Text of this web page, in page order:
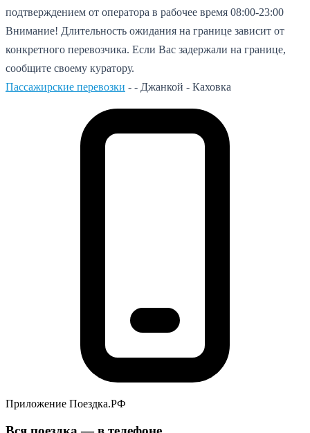
подтверждением от оператора в рабочее время 08:00-23:00
Внимание! Длительность ожидания на границе зависит от
конкретного перевозчика. Если Вас задержали на границе,
сообщите своему куратору.
Пассажирские перевозки - - Джанкой - Каховка
Приложение Поездка.РФ